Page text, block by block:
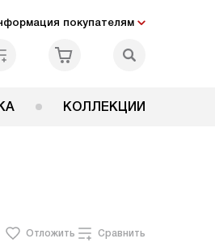
покупателям
КОЛЛЕКЦИИ
Отложить Сравнить